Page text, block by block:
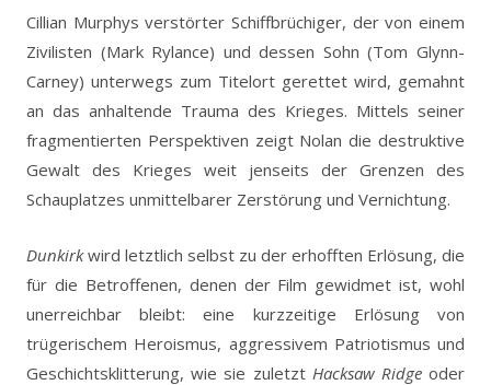
Cillian Murphys verstörter Schiffbrüchiger, der von einem
Zivilisten (Mark Rylance) und dessen Sohn (Tom Glynn-
Carney) unterwegs zum Titelort gerettet wird, gemahnt
an das anhaltende Trauma des Krieges. Mittels seiner
fragmentierten Perspektiven zeigt Nolan die destruktive
Gewalt des Krieges weit jenseits der Grenzen des
Schauplatzes unmittelbarer Zerstörung und Vernichtung.
Dunkirkwird letztlich selbst zu der erhofften Erlösung, die
für die Betroffenen, denen der Film gewidmet ist, wohl
unerreichbar bleibt: eine kurzzeitige Erlösung von
trügerischem Heroismus, aggressivem Patriotismus und
Geschichtsklitterung, wie sie zuletzt Hacksaw Ridgeoder